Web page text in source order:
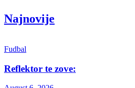
Najnovije
Fudbal
Reflektor te zove: